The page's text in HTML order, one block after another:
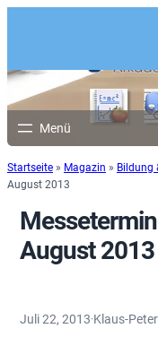
Startseite » Magazin » Bildung
August 2013
August 2013
Juli 22, 2013·Klaus-